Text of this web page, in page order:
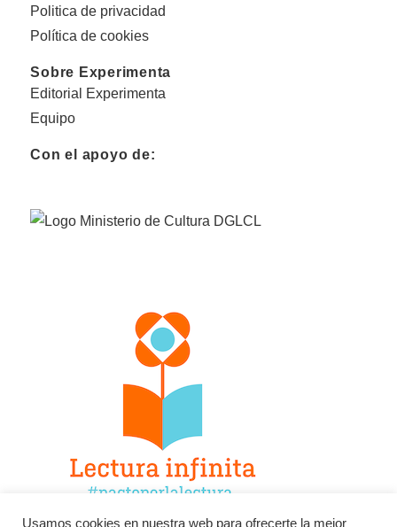
Politica de privacidad
Política de cookies
Sobre Experimenta
Editorial Experimenta
Equipo
Con el apoyo de:
Usamos cookies en nuestra web para ofrecerte la mejor